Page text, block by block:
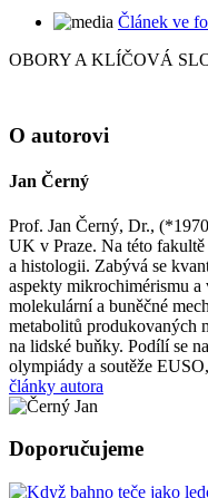
Článek ve
OBORY A KLÍČOVÁ
O autorovi
Jan Černý
Prof. Jan Černý, Dr.,
UK v Praze. Na této
a histologii. Zabývá se
aspekty mikrochimérismu a
molekulární a buněčné
metabolitů produkovaných
na lidské buňky. Podílí se
olympiády a soutěže
články autora
Doporučujeme